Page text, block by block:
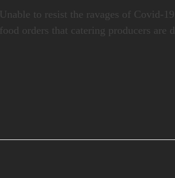
Unable to resist the ravages of Covid-
food orders that catering producers are